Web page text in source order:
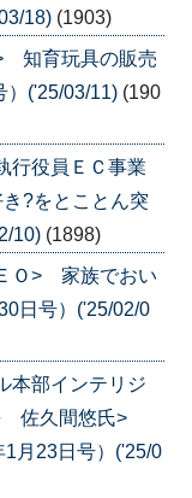
18) (1903)
知育玩具の販売
）('25/03/11) (190
役員ＥＣ事業
?をとことん突
10) (1898)
Ｏ> 家族でおい
日号）('25/02/0
部インテリジ
佐久間悠氏>
月23日号）('25/0